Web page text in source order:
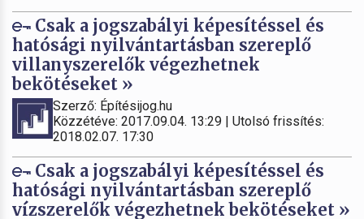
Csak a jogszabályi képesítéssel és
hatósági nyilvántartásban szereplő
villanyszerelők végezhetnek
bekötéseket »
Szerző: Építésijog.hu
Közzétéve: 2017.09.04. 13:29 | Utolsó frissítés:
2018.02.07. 17:30
Csak a jogszabályi képesítéssel és
hatósági nyilvántartásban szereplő
vízszerelők végezhetnek bekötéseket »